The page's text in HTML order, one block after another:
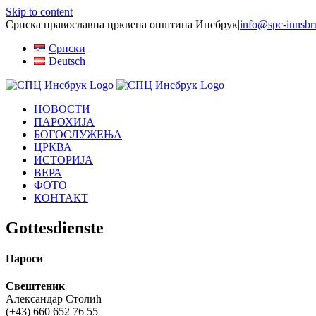
Skip to content
Српска православна црквена општина Инсбрук|info@spc-
Српски
Deutsch
НОВОСТИ
ПАРОХИЈА
БОГОСЛУЖЕЊА
ЦРКВА
ИСТОРИЈА
ВЕРА
ФОТО
КОНТАКТ
Gottesdienste
Пароси
Свештеник
Александар Столић
(+43) 660 652 76 55